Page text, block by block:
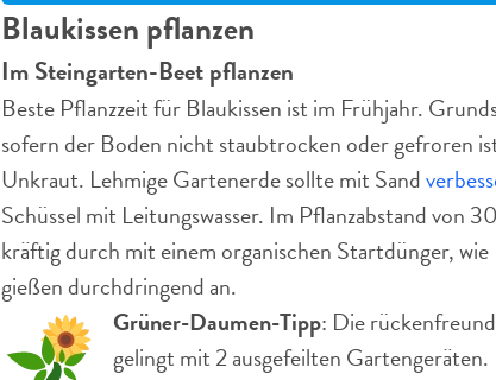
Blaukissen pflanzen
Im Steingarten-Beet pflanzen
Beste Pflanzzeit für Blaukissen ist im Frühjahr.
sofern der Boden nicht staubtrocken oder gefroren
Unkraut. Lehmige Gartenerde sollte mit Sand
Schüssel mit Leitungswasser. Im Pflanzabstand von
kräftig durch mit einem organischen Startdünger,
gießen durchdringend an.
Grüner-Daumen-Tipp: Die
gelingt mit 2 ausgefeilten